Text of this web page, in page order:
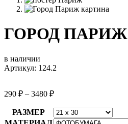
ГОРОД ПАРИЖ
в наличии
Артикул: 124.2
290 ₽ – 3480 ₽
РАЗМЕР